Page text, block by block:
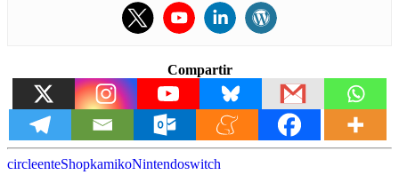
Compartir
circleenteShopkamikoNintendoswitch